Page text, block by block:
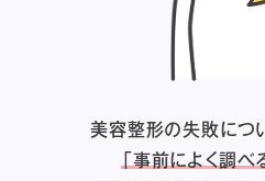
美容整形の失敗につ
「事前によく調べ